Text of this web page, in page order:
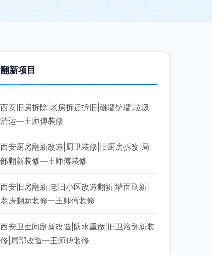
翻新项目
西安旧房拆除|老房拆迁拆旧|砸墙铲墙|垃圾
清运—王师傅装修
西安厨房翻新改造|厨卫装修|旧厨房拆改|局
部翻新装修—王师傅装修
西安旧房翻新|老旧小区改造翻新|墙面刷新|
老房翻新装修—王师傅装修
西安卫生间翻新改造|防水重做|旧卫浴翻新装
修|局部改造—王师傅装修